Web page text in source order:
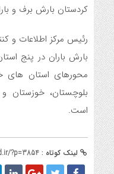
کردستان بارش برف و
رئیس مرکز اطلاعات و
بارش باران در پنج
محورهای استان های
بلوچستان، خوزستان
است.
لینک کوتاه : ?p=3854